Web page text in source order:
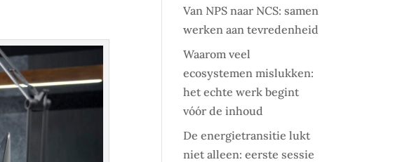
Van NPS naar NCS: samen
werken aan tevredenheid
Waarom veel
ecosystemen mislukken:
het echte werk begint
vóór de inhoud
De energietransitie lukt
niet alleen: eerste sessie